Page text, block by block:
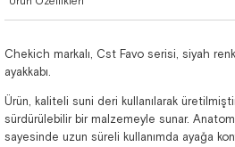
Chekich markalı, Cst Favo serisi, siyah
ayakkabı.
Ürün, kaliteli suni deri kullanılarak
sürdürülebilir bir malzemeyle sunar.
sayesinde uzun süreli kullanımda ayağa